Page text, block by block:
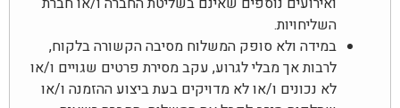
השליחויות.
במידה ולא סופק המשלוח מסיבה הקשורה בלקוח,
לרבות אך מבלי לגרוע, עקב מסירת פרטים שגויים ו/או
לא נכונים ו/או לא מדויקים בעת ביצוע ההזמנה ו/או